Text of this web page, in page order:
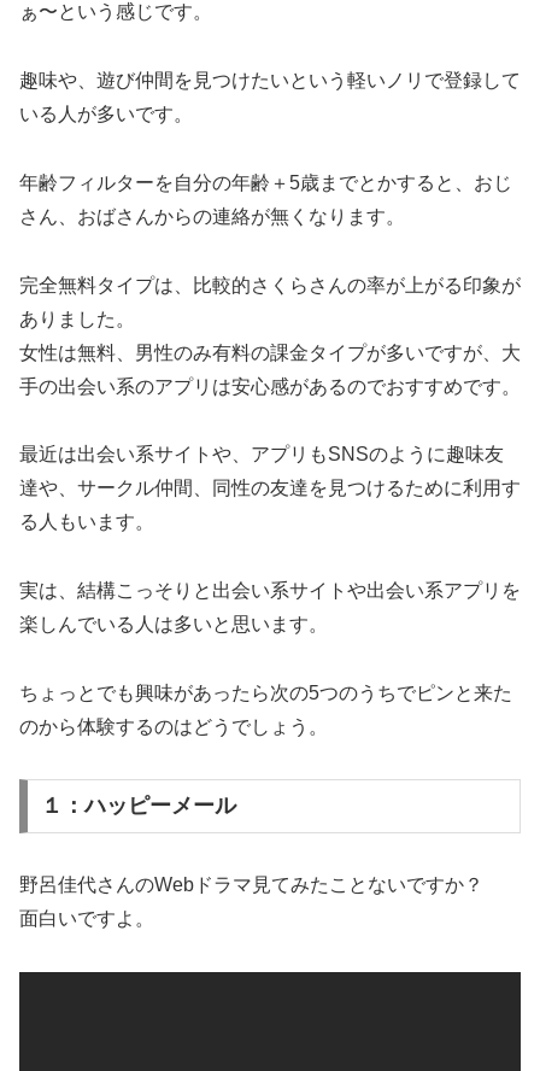
ぁ〜という感じです。
趣味や、遊び仲間を見つけたいという軽いノリで登録して
いる人が多いです。
年齢フィルターを自分の年齢＋5歳までとかすると、おじ
さん、おばさんからの連絡が無くなります。
完全無料タイプは、比較的さくらさんの率が上がる印象が
ありました。
女性は無料、男性のみ有料の課金タイプが多いですが、大
手の出会い系のアプリは安心感があるのでおすすめです。
最近は出会い系サイトや、アプリもSNSのように趣味友
達や、サークル仲間、同性の友達を見つけるために利用す
る人もいます。
実は、結構こっそりと出会い系サイトや出会い系アプリを
楽しんでいる人は多いと思います。
ちょっとでも興味があったら次の5つのうちでピンと来た
のから体験するのはどうでしょう。
１：ハッピーメール
野呂佳代さんのWebドラマ見てみたことないですか？
面白いですよ。